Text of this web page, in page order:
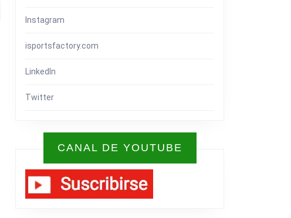
Instagram
isportsfactory.com
LinkedIn
Twitter
CANAL DE YOUTUBE